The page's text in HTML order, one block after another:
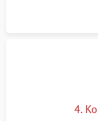
интерфейсов
4.